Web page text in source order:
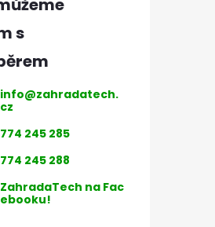
info@zahradatech.
cz
774 245 285
774 245 288
ZahradaTech na Fac
ebooku!